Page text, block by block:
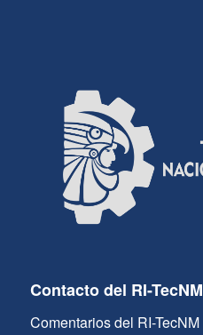
Contacto del RI-TecNM
Comentarios del RI-TecNM